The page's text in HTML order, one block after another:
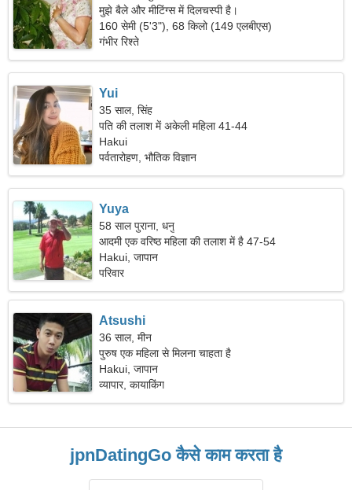
मुझे बैले और मीटिंग्स में दिलचस्पी है।
160 सेमी (5'3"), 68 किलो (149 एलबीएस)
गंभीर रिश्ते
Yui
35 साल, सिंह
पति की तलाश में अकेली महिला 41-44
Hakui
पर्वतारोहण, भौतिक विज्ञान
Yuya
58 साल पुराना, धनु
आदमी एक वरिष्ठ महिला की तलाश में है 47-54
Hakui, जापान
परिवार
Atsushi
36 साल, मीन
पुरुष एक महिला से मिलना चाहता है
Hakui, जापान
व्यापार, कायाकिंग
jpnDatingGo कैसे काम करता है